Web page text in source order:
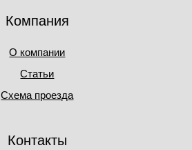
Компания
О компании
Статьи
Схема проезда
Контакты